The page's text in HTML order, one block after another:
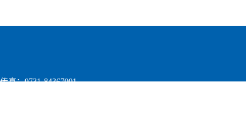
传真：0731-84367001